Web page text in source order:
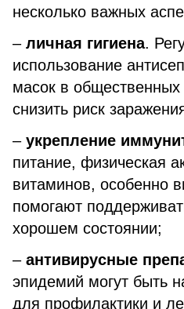
несколько важных
– личная гигиена.
использование
масок в
снизить риск
– укрепление
питание, физическая
витаминов, особенно
помогают
хорошем состоянии;
– антивирусные
эпидемий могут быть
для профилактики и